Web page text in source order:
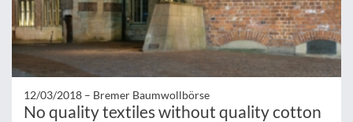
12/03/2018 – Bremer Baumwollbörse
No quality textiles without quality cotton